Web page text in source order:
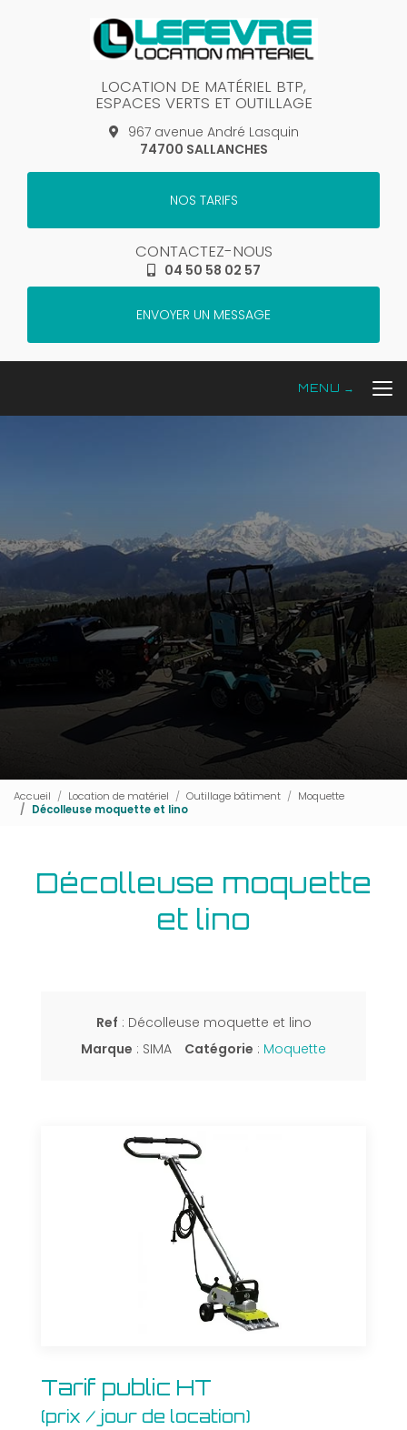
LOCATION DE MATÉRIEL BTP,
ESPACES VERTS ET OUTILLAGE
967 avenue André Lasquin
74700 SALLANCHES
NOS TARIFS
CONTACTEZ-NOUS
04 50 58 02 57
ENVOYER UN MESSAGE
Accueil Location de matériel Outillage bâtiment
Moquette
Décolleuse moquette et lino
Décolleuse moquette
et lino
Ref : Décolleuse moquette et lino
Marque : SIMA Catégorie : Moquette
Tarif
public
HT
Tarif public HT
(prix / jour de location)